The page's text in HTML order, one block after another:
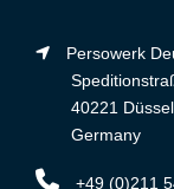
Persowerk
40221
Germany
+49 (0)211